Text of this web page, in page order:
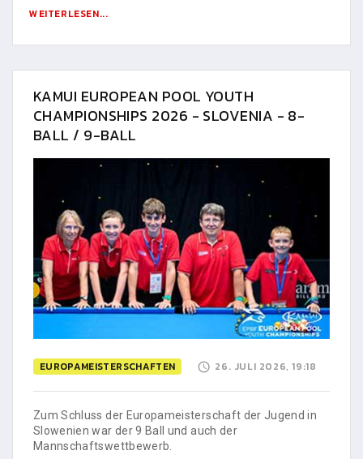
WEITERLESEN...
KAMUI EUROPEAN POOL YOUTH
CHAMPIONSHIPS 2026 - SLOVENIA - 8-
BALL / 9-BALL
EUROPAMEISTERSCHAFTEN 26. JULI 2026, 19:18
Zum Schluss der Europameisterschaft der Jugend in
Slowenien war der 9 Ball und auch der
Mannschaftswettbewerb.